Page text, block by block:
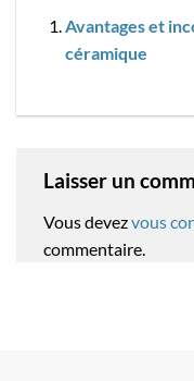
Avantages et
céramique
Laisser un
Vous devezvous
commentaire.